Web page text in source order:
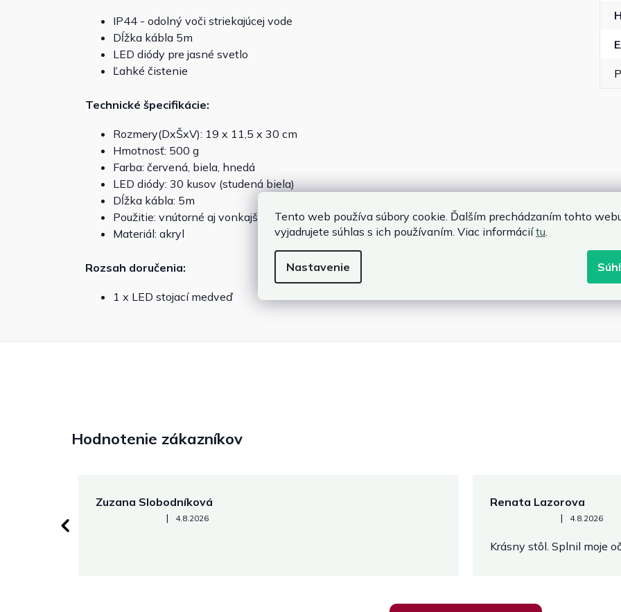
Tento web používa súbory cookie. Ďalším prechádzaním tohto
vyjadrujete súhlas s ich používaním. Viac informáciítu.
Nastavenie
IP44 - odolný voči striekajúcej vode
Dĺžka kábla 5m
LED diódy pre jasné svetlo
Ľahké čistenie
Technické špecifikácie:
Rozmery(DxŠxV): 19 x 11,5 x 30 cm
Hmotnosť: 500 g
Farba: červená, biela, hnedá
LED diódy: 30 kusov (studená biela)
Dĺžka kábla: 5m
Použitie: vnútorné aj vonkajšie
Materiál: akryl
Rozsah doručenia:
1 x LED stojací medveď
Hodnotenie zákazníkov
Zuzana Slobodníková
Hodnotenie obchodu je 5 z 5 hviezdičiek.
| 4.8.2026
Renata Lazorova
Hodnotenie obchodu je 5 z
| 4.8.2026
Krásny stôl. Splnil moje